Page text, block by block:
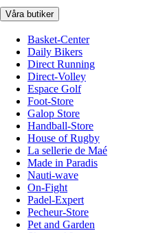
Våra butiker
Basket-Center
Daily Bikers
Direct Running
Direct-Volley
Espace Golf
Foot-Store
Galop Store
Handball-Store
House of Rugby
La sellerie de Maé
Made in Paradis
Nauti-wave
On-Fight
Padel-Expert
Pecheur-Store
Pet and Garden